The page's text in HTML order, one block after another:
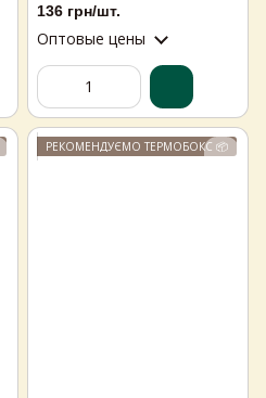
136 грн/шт.
Оптовые цены
РЕКОМЕНДУЄМО ТЕРМОБОКС 📦